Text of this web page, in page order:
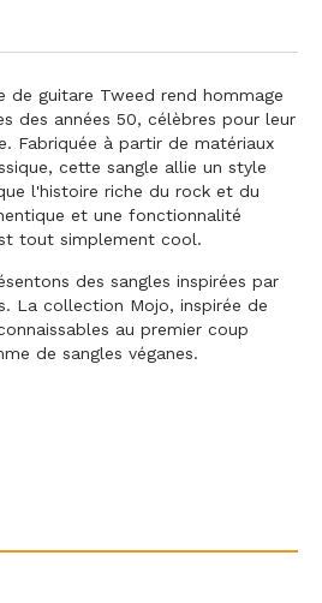
de guitare Tweed rend hommage
des années 50, célèbres pour leur
Fabriquée à partir de matériaux
cette sangle allie un style
l'histoire riche du rock et du
et une fonctionnalité
tout simplement cool.
des sangles inspirées par
La collection Mojo, inspirée de
au premier coup
de sangles véganes.